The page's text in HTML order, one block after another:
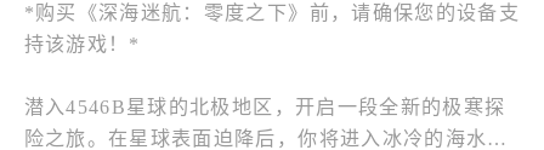
*购买《深海迷航：零度之下》前，请确保您的设备支
持该游戏！*
潜入4546B星球的北极地区，开启一段全新的极寒探
险之旅。在星球表面迫降后，你将进入冰冷的海水